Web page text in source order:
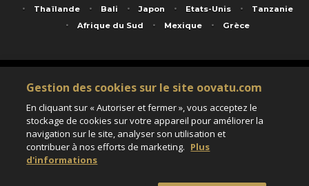
Thaïlande
Bali Japon Etats-Unis
Tanzanie
Afrique du Sud
Mexique Grèce
Service animé par Nautil Voyages - 22 rue Georges Picquart 75017 Paris - S.A.S
au capital de 155 696 euros - RCS Paris B 423 671 973 - Code APE 7911Z
Matricule Atout France IM075100020 - Garantie financière Groupama - Agrément IATA
Assurance responsabilité civile et professionnelle HISCOX RCP0081066
Gestion des cookies sur le site oovatu.com
En cliquant sur « Autoriser et fermer », vous acceptez le
stockage de cookies sur votre appareil pour améliorer la
navigation sur le site, analyser son utilisation et
contribuer à nos efforts de marketing. Plus
d'informations